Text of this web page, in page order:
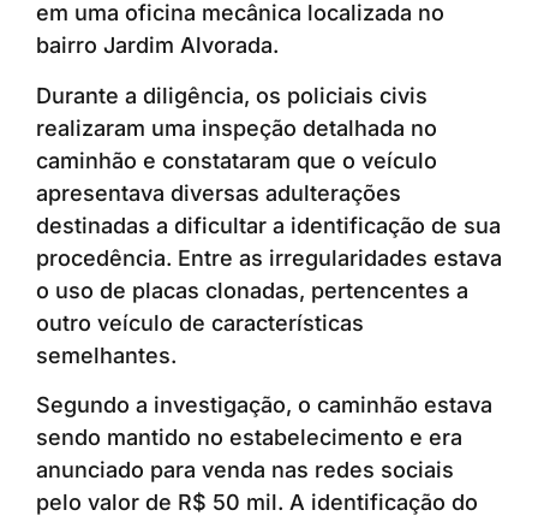
em uma oficina mecânica localizada no
bairro Jardim Alvorada.
Durante a diligência, os policiais civis
realizaram uma inspeção detalhada no
caminhão e constataram que o veículo
apresentava diversas adulterações
destinadas a dificultar a identificação de sua
procedência. Entre as irregularidades estava
o uso de placas clonadas, pertencentes a
outro veículo de características
semelhantes.
Segundo a investigação, o caminhão estava
sendo mantido no estabelecimento e era
anunciado para venda nas redes sociais
pelo valor de R$ 50 mil. A identificação do